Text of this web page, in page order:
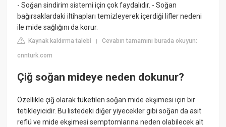
- Soğan sindirim sistemi için çok faydalıdır. - Soğan
bağırsaklardaki iltihapları temizleyerek içerdiği lifler nedeni
ile mide sağlığını da korur.
Kaynak kaldırma talebi |Cevabın tamamını burada okuyun:
cnnturk.com
Çiğ soğan mideye neden dokunur?
Özellikle çiğ olarak tüketilen soğan mide ekşimesi için bir
tetikleyicidir. Bu listedeki diğer yiyecekler gibi soğan da asit
reflü ve mide ekşimesi semptomlarına neden olabilecek alt